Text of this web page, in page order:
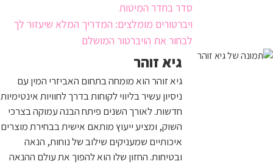
סדר בחדר המיטות
ויברטורים מומלצים: המדריך המלא שיעזור לך
לבחור את הויברטור המושלם
גיא זוהר
גיא זוהר הוא מומחה בתחום האביזרי המין עם
ניסיון עשיר בליווי לקוחות בדרך לחוויות אינטימיות
חדשות. לאורך השנים פיתח הבנה עמוקה בצרכי
השוק, ומציע ייעוץ מותאם אישית בבחירת מוצרים
איכותיים שמעניקים שילוב של נוחות, הנאה
ובטיחות. החזון שלו הוא להפוך את עולם ההנאה